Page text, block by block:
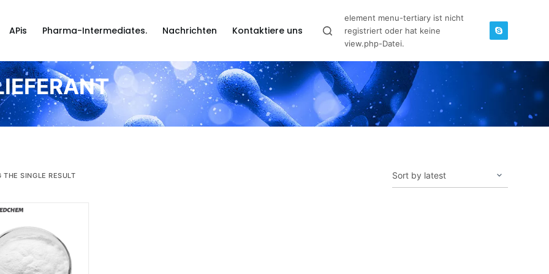
APis Pharma-Intermediates. Nachrichten Kontaktiere uns
element menu-tertiary ist nicht
registriert oder hat keine
view.php-Datei.
THE SINGLE RESULT